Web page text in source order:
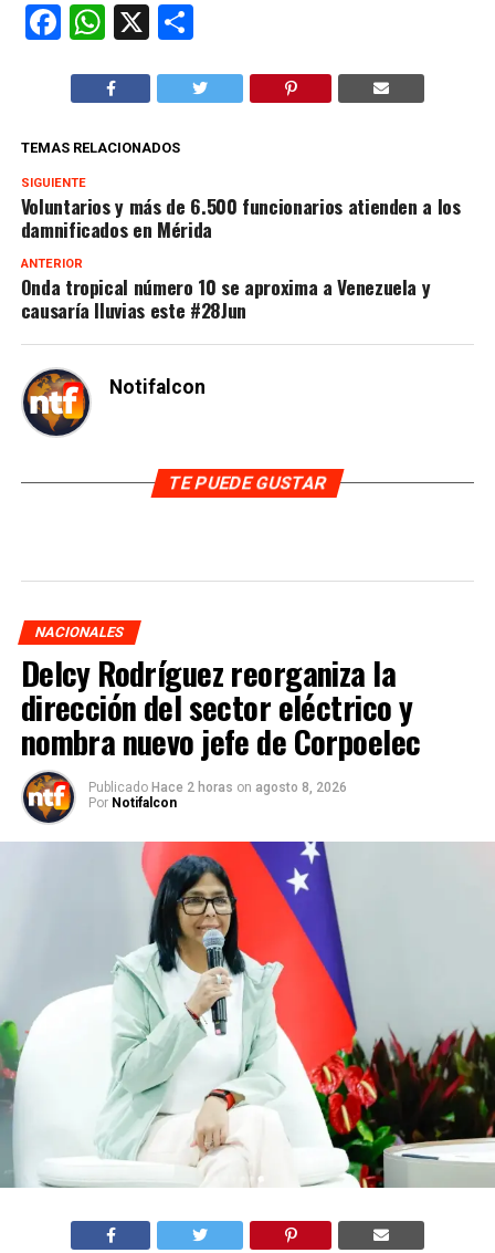
Facebook
WhatsApp
X
TEMAS RELACIONADOS
SIGUIENTE
Voluntarios y más de 6.500 funcionarios atienden a los
damnificados en Mérida
ANTERIOR
Onda tropical número 10 se aproxima a Venezuela y
causaría lluvias este #28Jun
Notifalcon
TE PUEDE GUSTAR
NACIONALES
Delcy Rodríguez reorganiza la
dirección del sector eléctrico y
nombra nuevo jefe de Corpoelec
Publicado Hace 2 horas on agosto 8, 2026
Por Notifalcon